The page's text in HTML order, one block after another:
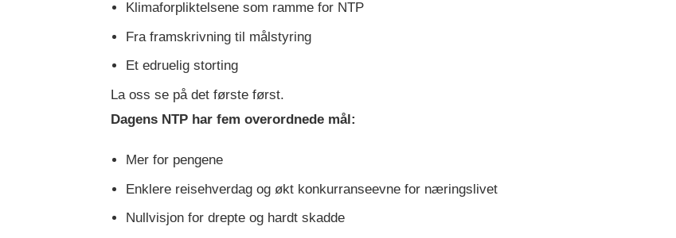
Klimaforpliktelsene som ramme for NTP
Fra framskrivning til målstyring
Et edruelig storting
La oss se på det første først.
Dagens NTP har fem overordnede mål:
Mer for pengene
Enklere reisehverdag og økt konkurranseevne for næringslivet
Nullvisjon for drepte og hardt skadde